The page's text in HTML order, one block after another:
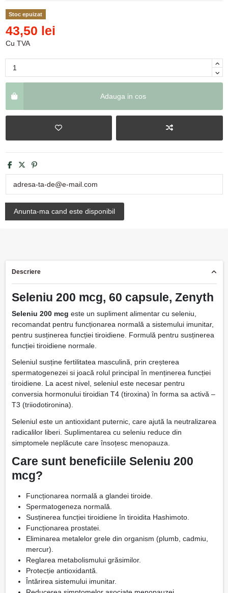
Stoc epuizat
43,50 lei
Cu TVA
Adauga in cos
Descriere
Seleniu 200 mcg, 60 capsule, Zenyth
Seleniu 200 mcg este un supliment alimentar cu seleniu,
recomandat pentru funcționarea normală a sistemului imunitar,
pentru susținerea funcției tiroidiene. Formulă pentru susținerea
funcției tiroidiene normale.
Seleniul susține fertilitatea masculină, prin creșterea
spermatogenezei si joacă rolul principal în menținerea funcției
tiroidiene. La acest nivel, seleniul este necesar pentru
conversia hormonului tiroidian T4 (tiroxina) în forma sa activă –
T3 (triiodotironina).
Seleniul este un antioxidant puternic, care ajută la neutralizarea
radicalilor liberi. Suplimentarea cu seleniu reduce din
simptomele neplăcute care însoțesc menopauza.
Care sunt beneficiile Seleniu 200
mcg?
Funcționarea normală a glandei tiroide.
Spermatogeneza normală.
Susținerea funcției tiroidiene în tiroidita Hashimoto.
Funcționarea prostatei.
Eliminarea metalelor grele din organism (plumb, cadmiu,
mercur).
Reglarea metabolismului grăsimilor.
Protecție antioxidantă.
Întărirea sistemului imunitar.